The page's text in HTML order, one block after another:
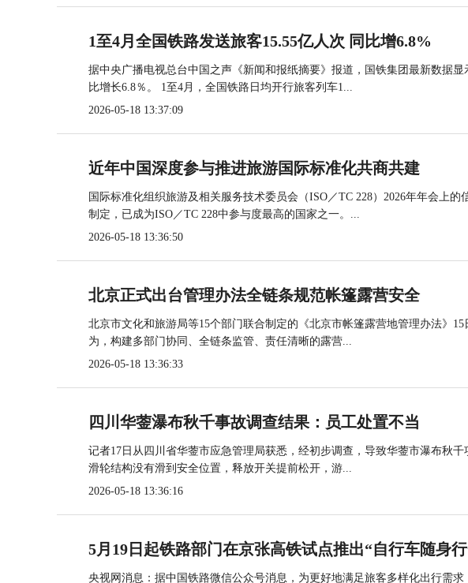
1至4月全国铁路发送旅客15.55亿人次 同比增6.8%
据中央广播电视总台中国之声《新闻和报纸摘要》报道，国铁集团最新数据
比增长6.8％。 1至4月，全国铁路日均开行旅客列车1...
2026-05-18 13:37:09
近年中国深度参与推进旅游国际标准化共商共建
国际标准化组织旅游及相关服务技术委员会（ISO／TC 228）2026年年会上
制定，已成为ISO／TC 228中参与度最高的国家之一。...
2026-05-18 13:36:50
北京正式出台管理办法全链条规范帐篷露营安全
北京市文化和旅游局等15个部门联合制定的《北京市帐篷露营地管理办法》
为，构建多部门协同、全链条监管、责任清晰的露营...
2026-05-18 13:36:33
四川华蓥瀑布秋千事故调查结果：员工处置不当
记者17日从四川省华蓥市应急管理局获悉，经初步调查，导致华蓥市瀑布秋
滑轮结构没有滑到安全位置，释放开关提前松开，游...
2026-05-18 13:36:16
5月19日起铁路部门在京张高铁试点推出“自行车随身
央视网消息：据中国铁路微信公众号消息，为更好地满足旅客多样化出行需